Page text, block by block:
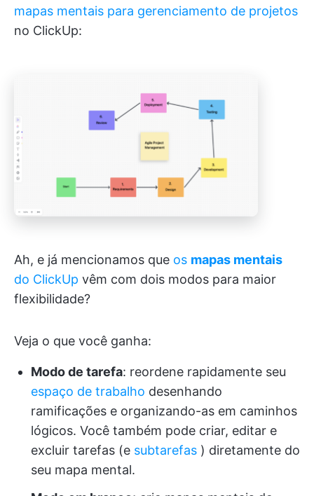
mapas mentais para gerenciamento de projetos
no ClickUp:
Ah, e já mencionamos que os mapas mentais
do ClickUp vêm com dois modos para maior
flexibilidade?
Veja o que você ganha:
Modo de tarefa: reordene rapidamente seu
espaço de trabalho desenhando
ramificações e organizando-as em caminhos
lógicos. Você também pode criar, editar e
excluir tarefas (e subtarefas ) diretamente do
seu mapa mental.